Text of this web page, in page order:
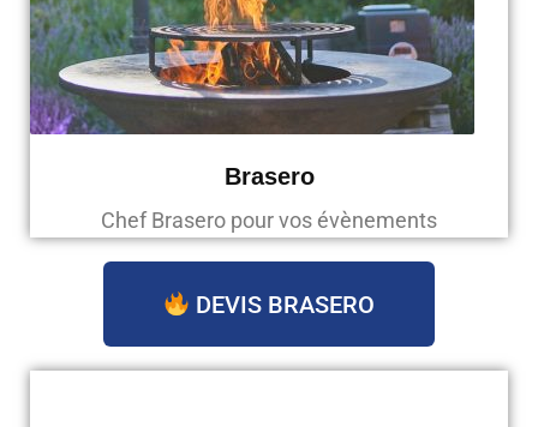
Brasero
Chef Brasero pour vos évènements
DEVIS BRASERO